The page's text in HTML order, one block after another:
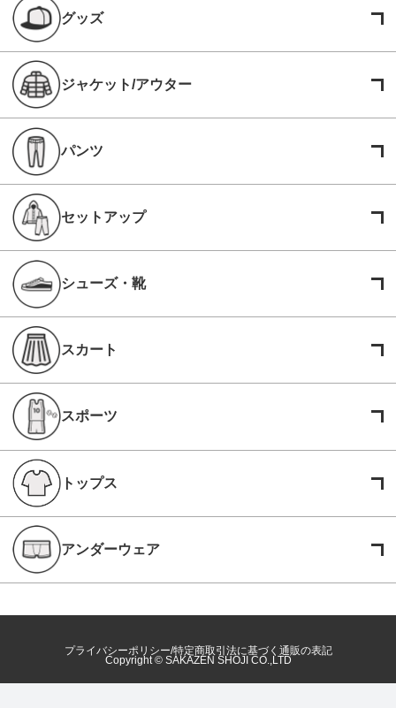
グッズ
ジャケット/アウター
パンツ
セットアップ
シューズ・靴
スカート
スポーツ
トップス
アンダーウェア
プライバシーポリシー 特定商取引法に基づく通販の表記
Copyright © SAKAZEN SHOJI CO.,LTD